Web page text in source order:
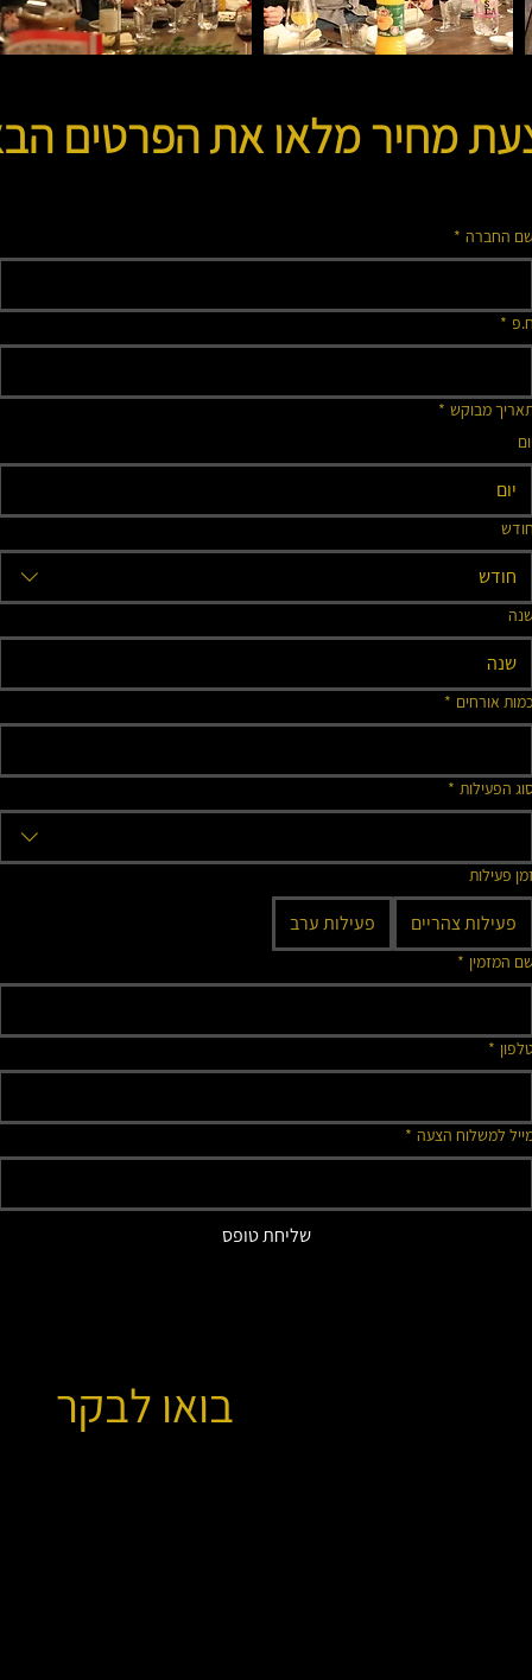
מחיר מלאו את הפרטים
שם החברה *
ח.פ *
מבוקש *
חודש
חודש
שנה
כמות אורחים *
הפעילות *
פעילות
פעילות צהריים פעילות ערב
שם המזמין *
טלפון *
למשלוח הצעה *
שליחת טופס
בואו לבקר